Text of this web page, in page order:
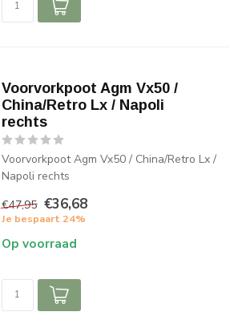
Voorvorkpoot Agm Vx50 /
China/Retro Lx / Napoli
rechts
Voorvorkpoot Agm Vx50 / China/Retro Lx /
Napoli rechts
€47,95 €36,68
Je bespaart 24%
Op voorraad